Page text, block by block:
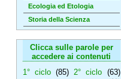
Ecologia ed Etologia
Storia della Scienza
Clicca sulle parole per
accedere ai contenuti
1° ciclo (85) 2° ciclo (63)